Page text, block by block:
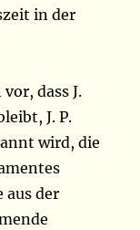
in der
dass J.
J. P.
wird, die
aus der